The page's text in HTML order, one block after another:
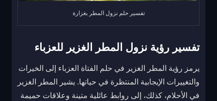
تفسير حلم نزول المطر بغزارة
تفسير رؤية نزول المطر الغزير للعزباء
يرمز رؤية المطر الغزير في حلم الفتاة العزباء إلى الخيرات
والتغييرات الإيجابية المنتظرة في حياتها. يشير المطر الغزير
في الأحلام، كذلك، إلى روابط عائلية متينة وعلاقات حميمة